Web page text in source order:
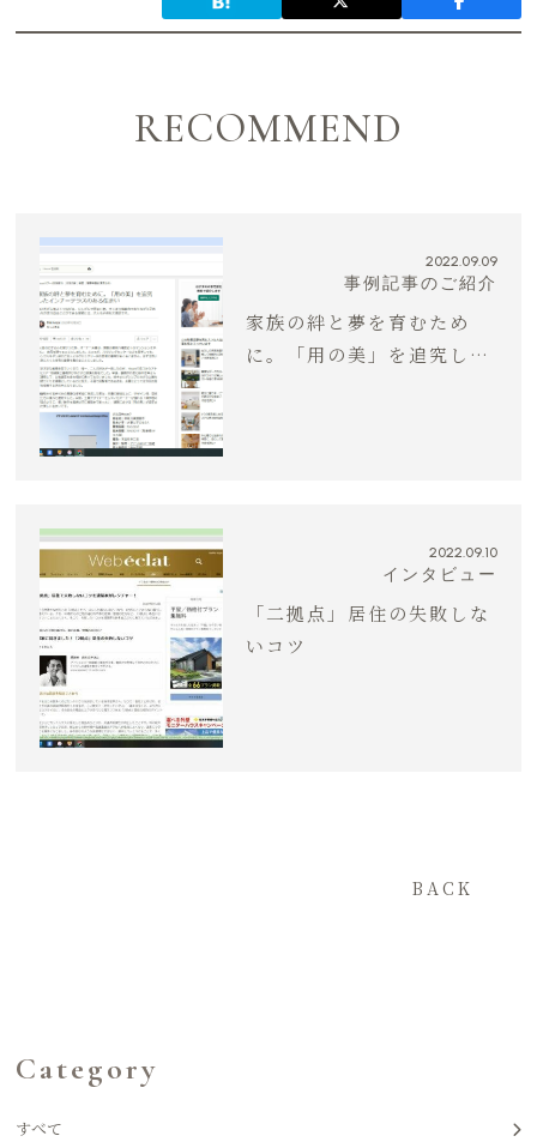
RECOMMEND
2022.09.09
事例記事のご紹介
家族の絆と夢を育むため
に。「用の美」を追究した
2022.09.10
インタビュー
「二拠点」居住の失敗しな
いコツ
BACK
Category
すべて